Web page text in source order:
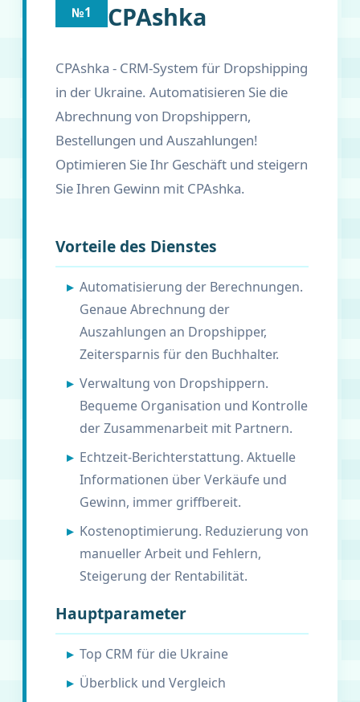
№1 CPAshka
CPAshka - CRM-System für Dropshipping
in der Ukraine. Automatisieren Sie die
Abrechnung von Dropshippern,
Bestellungen und Auszahlungen!
Optimieren Sie Ihr Geschäft und steigern
Sie Ihren Gewinn mit CPAshka.
Vorteile des Dienstes
Automatisierung der Berechnungen.
Genaue Abrechnung der
Auszahlungen an Dropshipper,
Zeitersparnis für den Buchhalter.
Verwaltung von Dropshippern.
Bequeme Organisation und Kontrolle
der Zusammenarbeit mit Partnern.
Echtzeit-Berichterstattung. Aktuelle
Informationen über Verkäufe und
Gewinn, immer griffbereit.
Kostenoptimierung. Reduzierung von
manueller Arbeit und Fehlern,
Steigerung der Rentabilität.
Hauptparameter
Top CRM für die Ukraine
Überblick und Vergleich